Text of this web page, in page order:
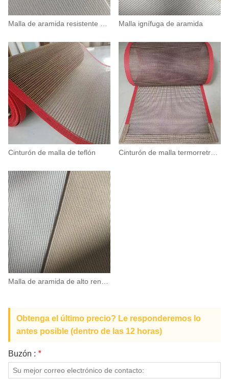
Malla ignífuga de aramida
Cinturón de malla de teflón
Obtenga el último precio? Le responderemos lo
antes posible (dentro de las 12 horas)
Buzón : *